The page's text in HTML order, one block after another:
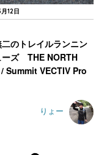
12日
のトレイルランニン
ーズ THE NORTH
Summit VECTIV Pro
りょー